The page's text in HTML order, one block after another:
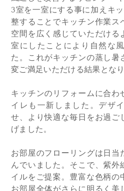
3室を一室にする事に加えキ
整することでキッチン作業ス
空間を広く感じていただける
室にしたことにより自然な
た。これがキッチンの蒸し暑
変ご満足いただける結果となり
キッチンのリフォームに合わ
イレも一新しました。デザ
せ、より快適な毎日をお過ご
げました。
お部屋のフローリングは日当
んでいました。そこで、紫外
イルをご提案。豊富な色柄の
お部屋全体がさらに明るく美